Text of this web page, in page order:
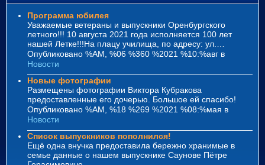
Программа юбилея
Уважаемые ветераны и выпускники Оренбургского
летного!!! 10 августа 2021 года исполняется 100 лет
нашей Летке!!!На плацу училища, по адресу: ул.…
Опубликовано %AM, %06 %360 %2021 %10:%авг в
Новости
Новые фотографии
Размещены фотографии Виктора Кубракова
предоставленные его дочерью. Большое ей спасибо!
Опубликовано %AM, %18 %269 %2021 %08:%мая в
Новости
Список выпускников пополнился!
Ещё одна внучка предоставила бережно хранимые в
семье данные о нашем выпускнике Саунове Пётре